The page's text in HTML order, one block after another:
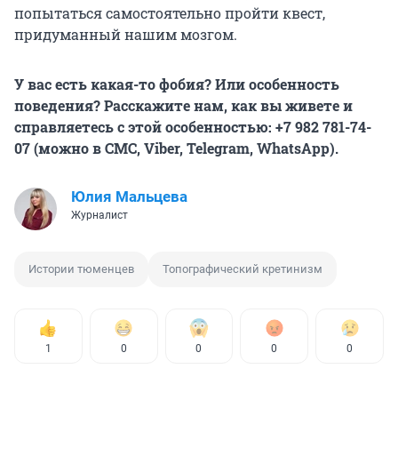
попытаться самостоятельно пройти квест,
придуманный нашим мозгом.
У вас есть какая-то фобия? Или особенность
поведения? Расскажите нам, как вы живете и
справляетесь с этой особенностью: +7 982 781-74-
07 (можно в СМС, Viber, Telegram, WhatsApp).
Юлия Мальцева
Журналист
Истории тюменцев Топографический кретинизм
1 0 0 0 0